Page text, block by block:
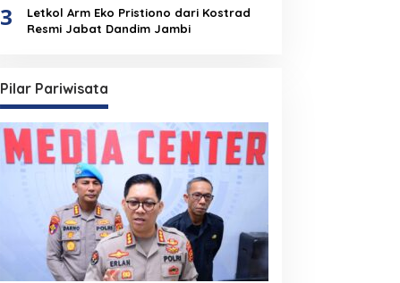
Institusi Polri
3
Letkol Arm Eko Pristiono dari Kostrad
Resmi Jabat Dandim Jambi
Pilar Pariwisata